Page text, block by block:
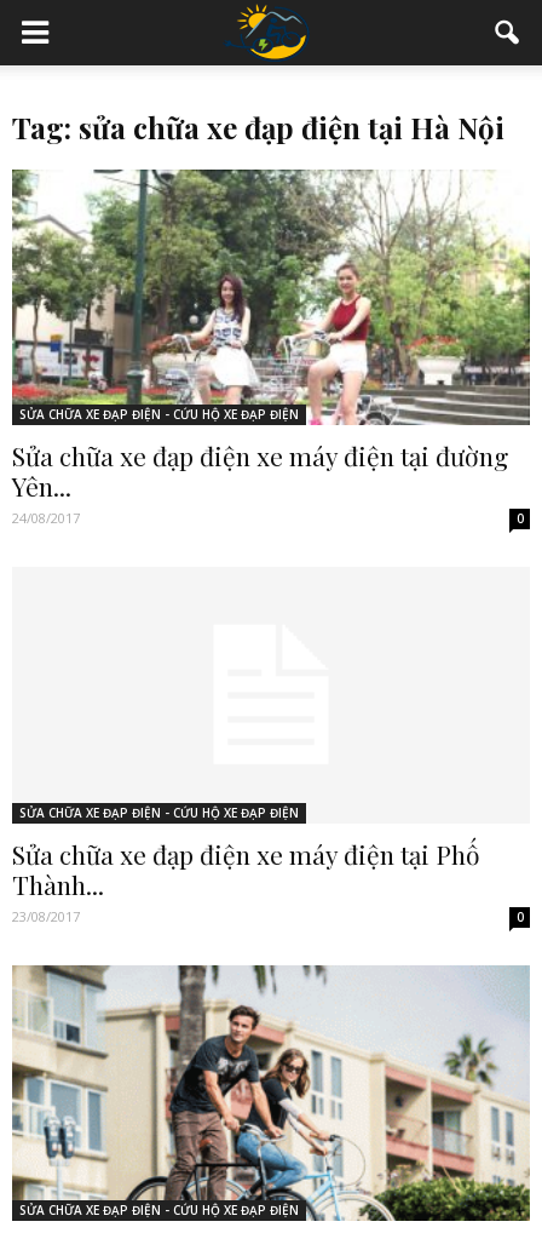
Tag: sửa chữa xe đạp điện tại Hà Nội
SỬA CHỮA XE ĐẠP ĐIỆN - CỨU HỘ XE ĐẠP ĐIỆN
Sửa chữa xe đạp điện xe máy điện tại đường
Yên...
24/08/2017 0
SỬA CHỮA XE ĐẠP ĐIỆN - CỨU HỘ XE ĐẠP ĐIỆN
Sửa chữa xe đạp điện xe máy điện tại Phố
Thành...
23/08/2017 0
SỬA CHỮA XE ĐẠP ĐIỆN - CỨU HỘ XE ĐẠP ĐIỆN